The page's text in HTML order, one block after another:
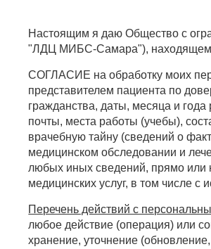
Настоящим я даю Общество с
"ЛДЦ МИБС-Самара"),
СОГЛАСИЕ на обработку моих
представителем пациента по
гражданства, даты, месяца и
почты, места работы (учебы),
врачебную тайну (сведений о
медицинском обследовании и
любых иных сведений, прямо или
медицинских услуг, в том числе
Перечень действий с
любое действие (операция) или
хранение, уточнение